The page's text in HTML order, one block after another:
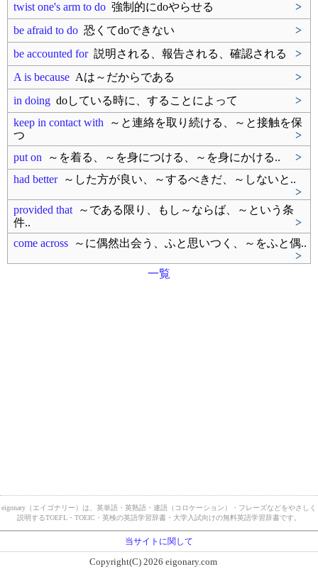
twist one's arm to do 強制的にdoやらせる
>
be afraid to do 恐くてdoできない
>
be accounted for説明される、報告される、確認される
>
A is because Aは～だからである
>
in doing doしている時に、することによって
>
keep in contact with ～と連絡を取り続ける、～と接触を保
つ
>
put on ～を着る、～を身につける、～を身にかける..
>
had better～した方が良い、～するべきだ、～しないと..
>
provided that ～である限り、もし～ならば、～という条
件..
>
come across ～に偶然出会う、ふと思いつく、～をふと偶..
>
一覧
eigonary（エイゴナリー）は、英単語・英熟語・連語（コロケーション）・フレーズなどをやさしく
説明するTOEFL・TOEIC・英検の英語学習辞書・大学入試向けの無料英語学習辞書です。
当サイトに関して
Copyright(C) 2026 eigonary.com